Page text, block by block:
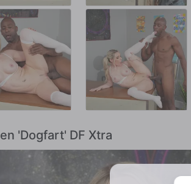
en 'Dogfart' DF Xtra